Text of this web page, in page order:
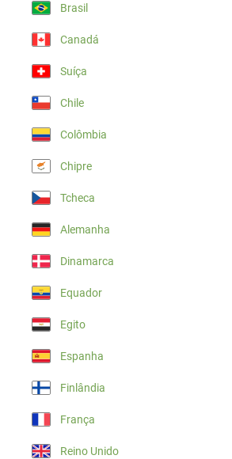
Brasil
Canadá
Suíça
Chile
Colômbia
Chipre
Tcheca
Alemanha
Dinamarca
Equador
Egito
Espanha
Finlândia
França
Reino Unido